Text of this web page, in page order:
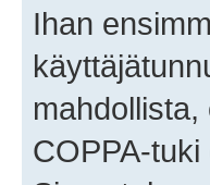
Ihan
COPPA-